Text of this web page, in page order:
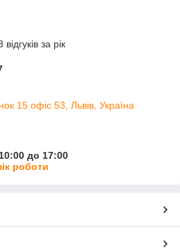
за рік
15 офіс 53, Львів, Україна
до 17:00
роботи